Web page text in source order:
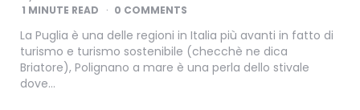
BY
1 MINUTE READ 0 COMMENTS
La Puglia è una delle regioni in Italia più avanti in fatto di
turismo e turismo sostenibile (checchè ne dica
Briatore), Polignano a mare è una perla dello stivale
dove…